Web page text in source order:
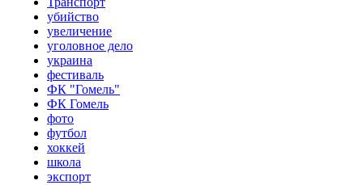
убийство
увеличение
уголовное дело
украина
фестиваль
ФК "Гомель"
ФК Гомель
фото
футбол
хоккей
школа
экспорт